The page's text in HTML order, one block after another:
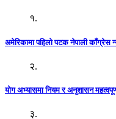
१.
अमेरिकामा पहिलो पटक नेपाली काँग्रेस
२.
योग अभ्यासमा नियम र अनुशासन
३.